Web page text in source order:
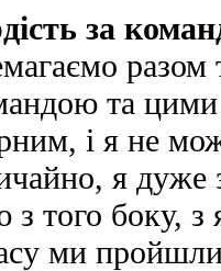
за
та
і я не
я дуже
з того боку,
ми